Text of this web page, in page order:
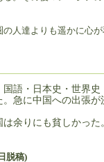
人達よりも遥かに心
語・日本史・世界
急に中国への出張
は余りにも貧しかった
脱稿)